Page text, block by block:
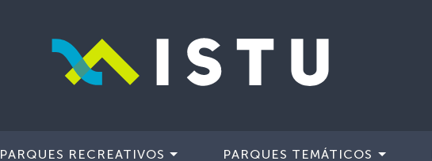
PARQUES RECREATIVOS PARQUES TEMÁTICOS